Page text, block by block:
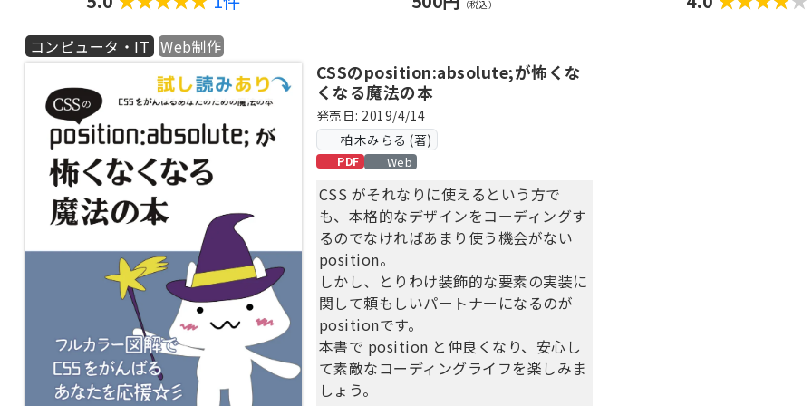
・Web 制作での使いどころがあまり思
タグの説明
・どんなCSS を使ったら素敵な見た目
にできるかの説明
（税込）
コンピュータ・IT Web制作
CSSのposition:absolute;が怖くな
くなる魔法の本
発売日: 2019/4/14
柏木みらる (著)
PDF Web
CSS がそれなりに使えるという方で
も、本格的なデザインをコーディングす
るのでなければあまり使う機会がない
position。
しかし、とりわけ装飾的な要素の実装に
関して頼もしいパートナーになるのが
positionです。
本書で position と仲良くなり、安心し
て素敵なコーディングライフを楽しみま
しょう。